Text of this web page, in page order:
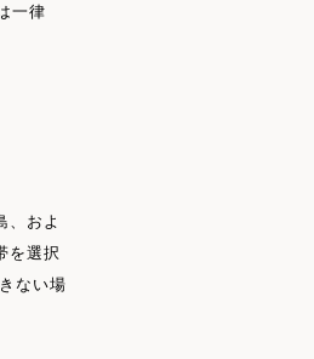
一律
、およ
を選択
ない場